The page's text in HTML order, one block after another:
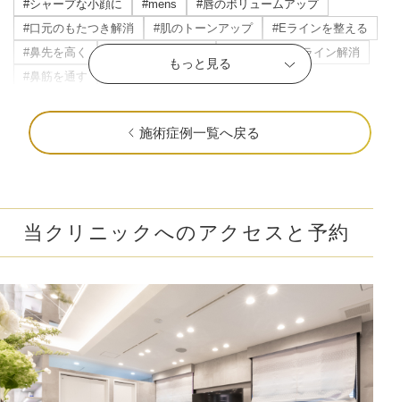
#シャープな小顔に #mens
#唇のボリュームアップ
#口元のもたつき解消
#肌のトーンアップ
#Eラインを整える
#鼻先を高く
#マリオネットライン解消
#鼻筋を通す
#ニキビ・ニキビ跡改善
#立体感のあるお顔に
#おでこを丸く
#顎を前に出す
#輪郭の凹凸を解消
#毛穴解消
#下膨れ解消
#忘れ鼻に
#お顔の引き締め
#シワの固定化を予防
#ハリ・ツヤ
#唇の縦ジワ解消
#人中短縮
#鼻を高く
#肝斑解消
#自然な二重幅 #梅干しジワ解消
#くすみ改善
#シミ解消
#表情ジワ解消 #鼻柱を下げる
#鼻先を細く
#肌の赤みを解消
#皮脂トラブル改善
もっと見る
施術症例一覧へ戻る
当クリニックへのアクセスと予約